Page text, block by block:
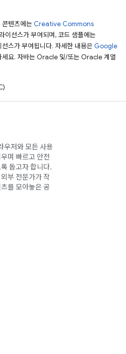
콘텐츠에는 Creative Commons
이선스가 부여되며, 코드 샘플에는
선스가 부여됩니다. 자세한 내용은 Google
세요. 자바는 Oracle 및/또는 Oracle 계열
우저와 모든 사용
며 빠르고 안전
돕고자 합니다.
부 전문가가 작
를 모아놓은 공